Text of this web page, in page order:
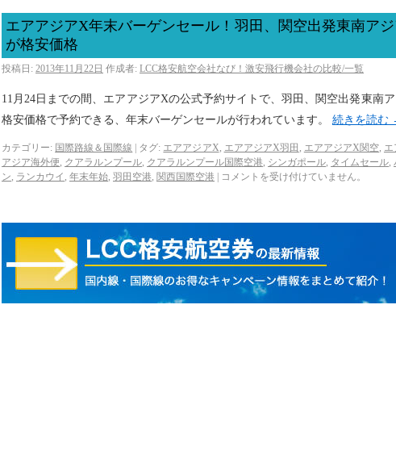
エアアジアX年末バーゲンセール！羽田、関空出発東南ア
が格安価格
投稿日: 2013年11月22日 作成者: LCC格安航空会社なび！激安飛行機会社の比較/一覧
11月24日までの間、エアアジアXの公式予約サイトで、羽田、関空出発東南
格安価格で予約できる、年末バーゲンセールが行われています。 続きを読む
カテゴリー: 国際路線＆国際線 タグ: エアアジアX, エアアジアX羽田 , エアアジアX関空, エ
アジア海外便, クアラルンプール, クアラルンプール国際空港, シンガポール, タイムセール,
ン, ランカウイ , 年末年始, 羽田空港, 関西国際空港 コメントを受け付けていません。